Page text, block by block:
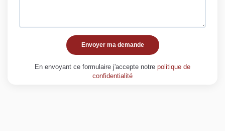
Envoyer ma demande
En envoyant ce formulaire j'accepte notre politique de
confidentialité